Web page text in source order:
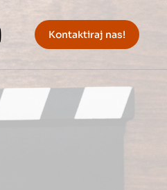
Kontaktiraj nas!